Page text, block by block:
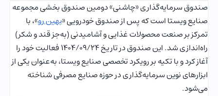
صندوق سرمایه‌گذاری «چاشنی» دومین صندوق بخشی مجموعه
صنایع ویستا است که پس از صندوق خودرویی «بهین رو»، با
تمرکز بر صنعت محصولات غذایی و آشامیدنی (به‌جز قند و شکر)
راه‌اندازی شد. این صندوق در تاریخ 1404/09/24 فعالیت خود را
آغاز کرد و با تکیه بر رویکرد تخصصی صنایع ویستا، به‌عنوان یکی از
ابزارهای نوین سرمایه‌گذاری در حوزه صنایع مصرفی شناخته
می‌شود.